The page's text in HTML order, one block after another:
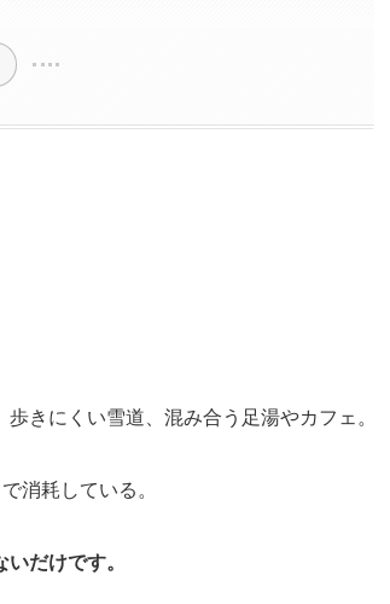
きにくい雪道、混み合う足湯やカフェ。
消耗している。
だけです。